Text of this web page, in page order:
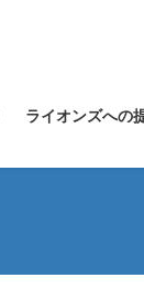
ライオンズへの